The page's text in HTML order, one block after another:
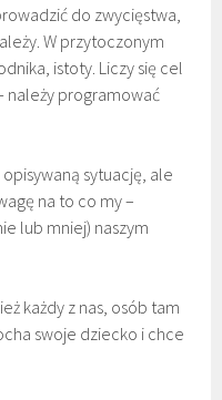
do zwycięstwa,
W przytoczonym
istoty. Liczy się cel
należy programować
sytuację, ale
na to co my –
lub mniej) naszym
każdy z nas, osób tam
swoje dziecko i chce